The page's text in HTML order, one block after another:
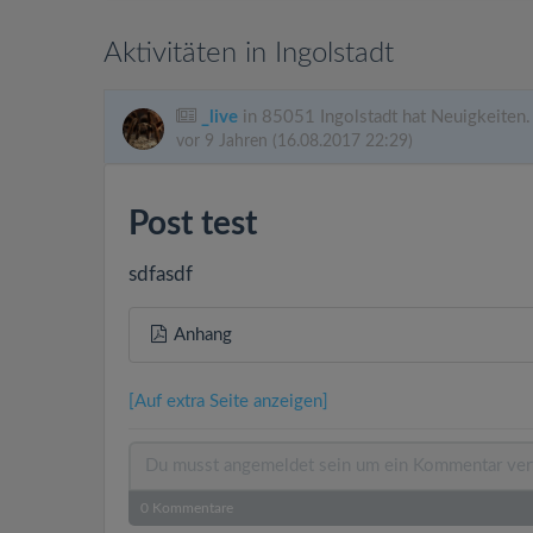
Aktivitäten in Ingolstadt
_live in 85051 Ingolstadt hat Neuigkeiten.
vor 9 Jahren (16.08.2017 22:29)
Post test
sdfasdf
Anhang
[Auf extra Seite anzeigen]
0 Kommentare